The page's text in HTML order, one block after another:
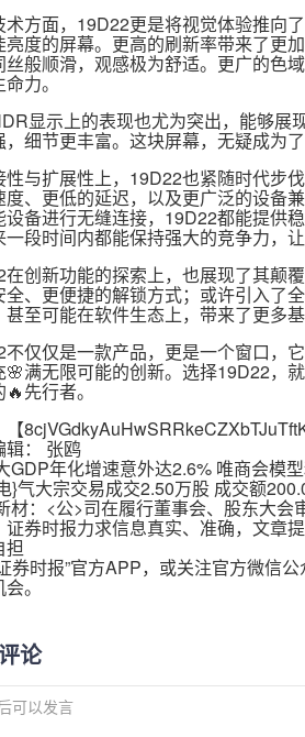
术方面，19D22更是将视觉体验推向
亮度的屏幕。更高的刷新率带来了更
丝般顺滑，观感极为舒适。更广的色
力。
显示上的表现也尤为突出，能够展
，细节更丰富。这块屏幕，无疑成为
性与扩展性上，19D22也紧随时代步
度、更低的延迟，以及更广泛的设备
设备进行无缝连接，19D22都能提供
一段时间内都能保持强大的竞争力，
在创新功能的探索上，也展现了其颠
全、更便捷的解锁方式；或许引入了
甚至可能在软件生态上，带来了更多
不仅仅是一款产品，更是一个窗口，
🌸满无限可能的创新。选择19D22，
先行者。
【
辑： 张鸥
GDP年化增速意外达2.6% 唯商会模
}气大宗交易成交2.50万股 成交额
材：<公>司在履行董事会、股东大会
证券时报力求信息真实、准确，文章
担
券时报”官方APP，或关注官方微信
。
论
可以发言